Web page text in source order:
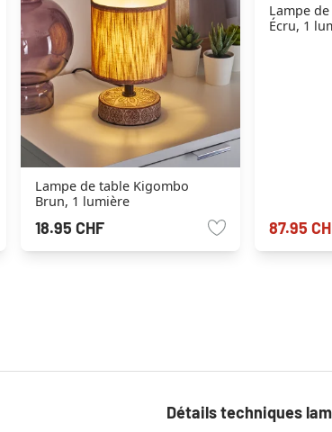
Lampe de table Kigombo
Brun, 1 lumière
18.95 CHF
Lampe
Écru, 1
87.95
Détails techniques